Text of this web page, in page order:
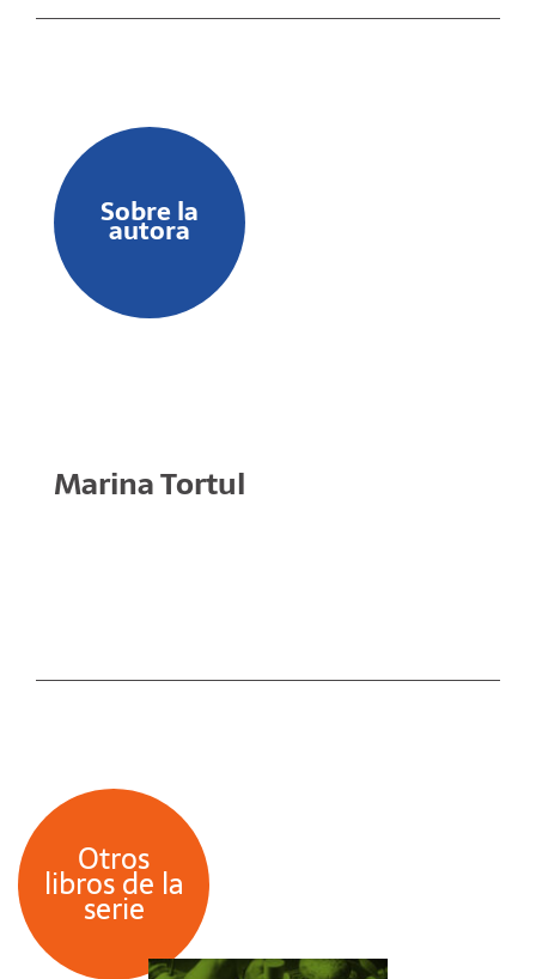
Sobre la
autora
Marina Tortul
Otros
libros de la
serie